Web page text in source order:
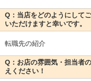
Q：当店をどのようにして
いただけますと幸いです。
転職先の紹介
Q：お店の雰囲気・担当者
えください！